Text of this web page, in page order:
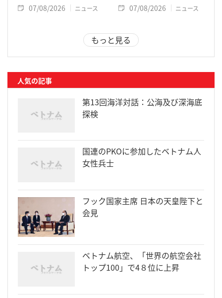
07/08/2026 ニュース 07/08/2026 ニュース
もっと見る
人気の記事
第13回海洋対話：公海及び深海底
探検
国連のPKOに参加したベトナム人
女性兵士
フック国家主席 日本の天皇陛下と
会見
ベトナム航空、「世界の航空会社
トップ100」で4８位に上昇